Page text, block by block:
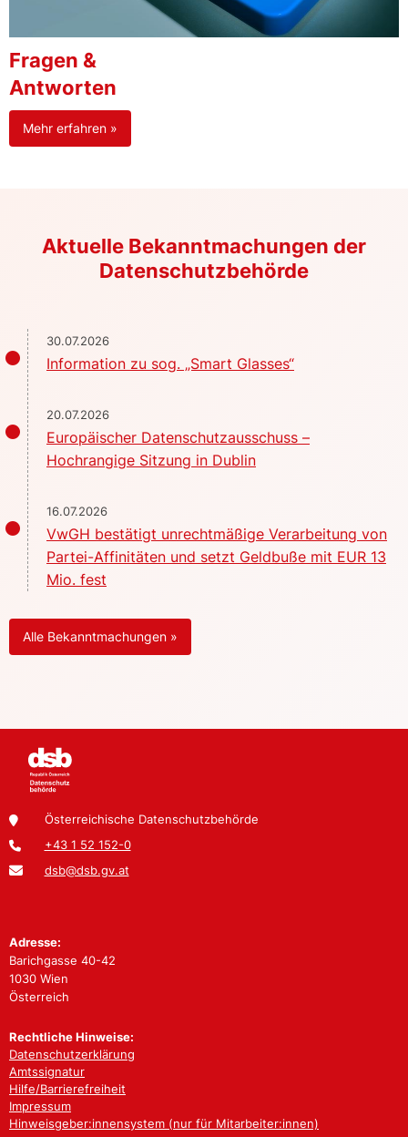
Fragen &
Antworten
Mehr erfahren »
Aktuelle Bekanntmachungen der
Datenschutzbehörde
30.07.2026
Information zu sog. „Smart Glasses“
20.07.2026
Europäischer Datenschutzausschuss –
Hochrangige Sitzung in Dublin
16.07.2026
VwGH bestätigt unrechtmäßige Verarbeitung von
Partei-Affinitäten und setzt Geldbuße mit EUR 13
Mio. fest
Alle Bekanntmachungen »
Österreichische Datenschutzbehörde
+43 1 52 152-0
dsb@dsb.gv.at
Adresse:
Barichgasse 40-42
1030 Wien
Österreich
Rechtliche Hinweise:
Datenschutzerklärung
Amtssignatur
Hilfe/Barrierefreiheit
Impressum
Hinweisgeber:innensystem (nur für Mitarbeiter:innen)